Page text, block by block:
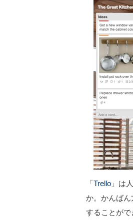
「 Trello 」は
か。かんば
することがで